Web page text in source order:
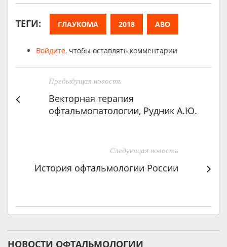
ТЕГИ: ГЛАУКОМА 2018 АВО
Войдите, чтобы оставлять комментарии
Предыдущая новость
Векторная терапия
офтальмопатологии, Рудник А.Ю.
Следующая новость
История офтальмологии России
НОВОСТИ ОФТАЛЬМОЛОГИИ